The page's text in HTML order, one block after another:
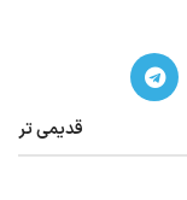
قدیمی تر